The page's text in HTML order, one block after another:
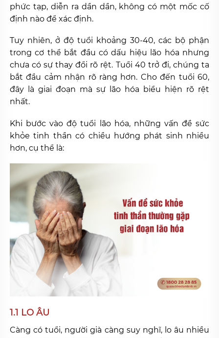
phức tạp, diễn ra dần dần, không có một mốc cố
định nào để xác định.
Tuy nhiên, ở độ tuổi khoảng 30-40, các bộ phận
trong cơ thể bắt đầu có dấu hiệu lão hóa nhưng
chưa có sự thay đổi rõ rệt. Tuổi 40 trở đi, chúng ta
bắt đầu cảm nhận rõ ràng hơn. Cho đến tuổi 60,
đây là giai đoạn mà sự lão hóa biểu hiện rõ rệt
nhất.
Khi bước vào độ tuổi lão hóa, những vấn đề sức
khỏe tinh thần có chiều hướng phát sinh nhiều
hơn, cụ thể là:
1.1 LO ÂU
Càng có tuổi, người già càng suy nghĩ, lo âu nhiều